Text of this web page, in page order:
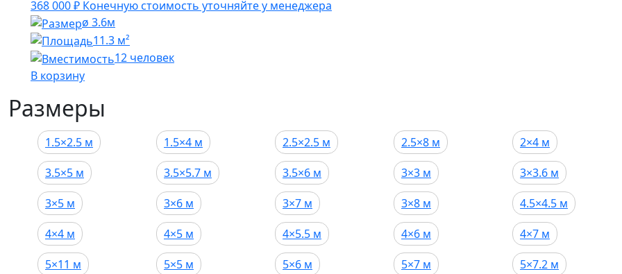
368 000₽ Конечную стоимость уточняйте у менеджера
ø 3.6м
11.3 м²
12 человек
В корзину
Размеры
1.5×2.5 м 1.5×4 м 2.5×2.5 м 2.5×8 м 2×4 м
3.5×5 м
3.5×5.7 м 3.5×6 м 3×3 м 3×3.6 м
3×5 м
3×6 м 3×7 м 3×8 м 4.5×4.5 м
4×4 м
4×5 м 4×5.5 м 4×6 м 4×7 м
5×11 м
5×5 м 5×6 м 5×7 м 5×7.2 м